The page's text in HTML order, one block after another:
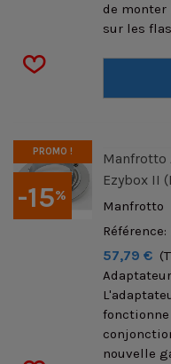
de monter
sur les
-15%
PROMO !
Manfrotto
Ezybox II
Manfrotto
Référence:
57,79 €
fonctionne
nouvelle